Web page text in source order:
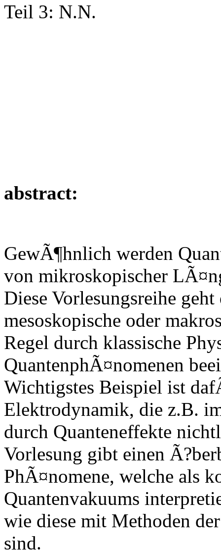
Teil 3: N.N.
abstract:
GewÃ¶hnlich werden
von mikroskopischer
Diese Vorlesungsreihe
mesoskopische oder
Regel durch klassische
QuantenphÃ¤nomenen
Wichtigstes Beispiel ist
Elektrodynamik, die z.B.
durch Quanteneffekte
Vorlesung gibt einen
PhÃ¤nomene, welche als
Quantenvakuums
wie diese mit Methoden
sind.